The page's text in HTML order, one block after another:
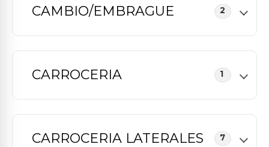
CAMBIO/EMBRAGUE 2
CARROCERIA 1
CARROCERIA LATERALES 7